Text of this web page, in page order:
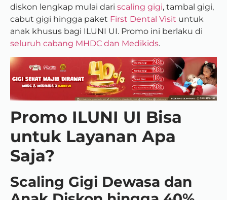
diskon lengkap mulai dari scaling gigi, tambal gigi,
cabut gigi hingga paket First Dental Visit untuk
anak khusus bagi ILUNI UI. Promo ini berlaku di
seluruh cabang MHDC dan Medikids.
Promo ILUNI UI Bisa
untuk Layanan Apa
Saja?
Scaling Gigi Dewasa dan